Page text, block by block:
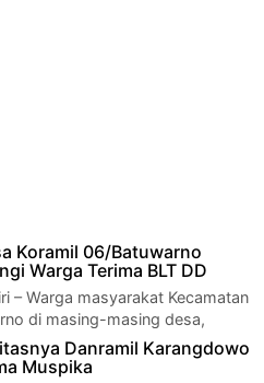
Koramil 06/Batuwarno
Warga Terima BLT DD
– Warga masyarakat Kecamatan
di masing-masing desa,
Dana Desa(DD…
Danramil Karangdowo
Muspika